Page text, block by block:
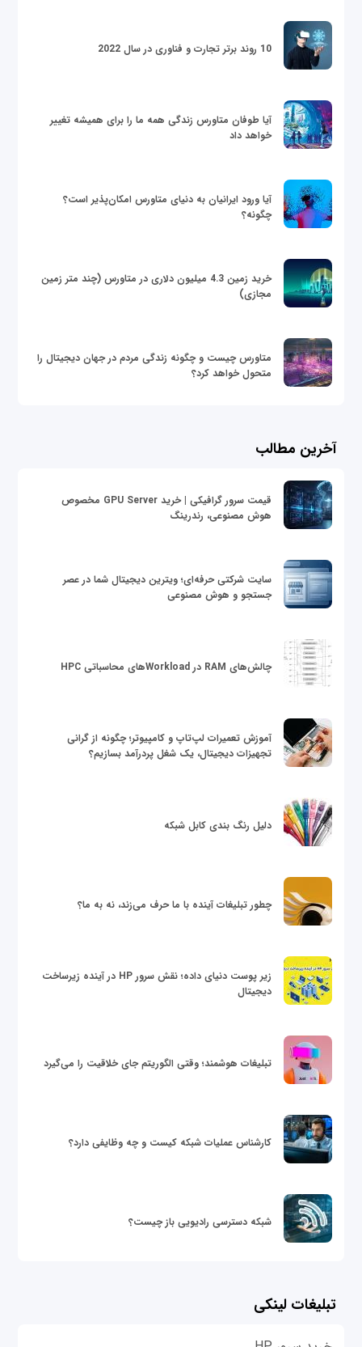
10 روند برتر تجارت و فناوری در سال 2022
آیا طوفان متاورس زندگی همه ما را برای همیشه تغییر
خواهد داد
آیا ورود ایرانیان به دنیای متاورس امکان‌پذیر است؟
چگونه؟
خرید زمین 4.3 میلیون دلاری در متاورس (چند متر زمین
مجازی)
متاورس چیست و چگونه زندگی مردم در جهان دیجیتال را
متحول خواهد کرد؟
آخرین مطالب
قیمت سرور گرافیکی | خرید GPU Server مخصوص
هوش مصنوعی، رندرینگ
سایت شرکتی حرفه‌ای؛ ویترین دیجیتال شما در عصر
جستجو و هوش مصنوعی
چالش‌های RAM در Workloadهای محاسباتی HPC
آموزش تعمیرات لپ‌تاپ و کامپیوتر؛ چگونه از گرانی
تجهیزات دیجیتال، یک شغل پردرآمد بسازیم؟
دلیل رنگ بندی کابل شبکه
چطور تبلیغات آینده با ما حرف می‌زند، نه به ما؟
زیر پوست دنیای داده؛ نقش سرور HP در آینده زیرساخت
دیجیتال
تبلیغات هوشمند؛ وقتی الگوریتم جای خلاقیت را می‌گیرد
کارشناس عملیات شبکه کیست و چه وظایفی دارد؟
شبکه دسترسی رادیویی باز چیست؟
تبلیغات لینکی